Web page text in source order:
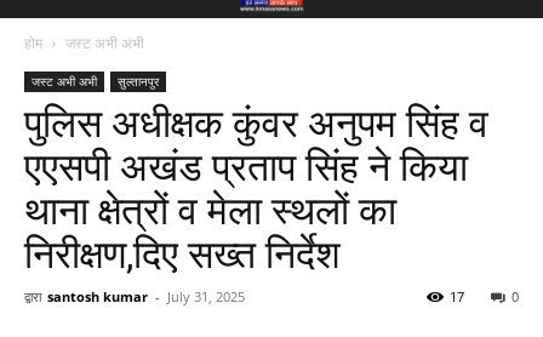
होम जस्ट अभी अभी
जस्ट अभी अभी सुल्तानपुर
पुलिस अधीक्षक कुंवर अनुपम सिंह व
एएसपी अखंड प्रताप सिंह ने किया
थाना क्षेत्रों व मेला स्थलों का
निरीक्षण,दिए सख्त निर्देश
द्वारा santosh kumar - July 31, 2025 0
17